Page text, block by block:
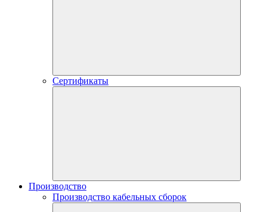
Сертификаты
Производство
Производство кабельных сборок